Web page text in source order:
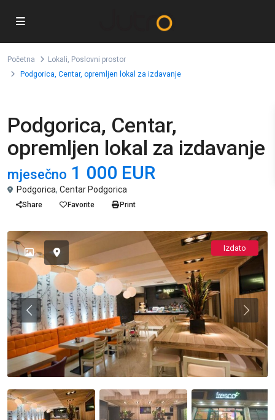
Početna Lokali, Poslovni prostor
Podgorica, Centar, opremljen lokal za izdavanje
Podgorica, Centar,
opremljen lokal za izdavanje
mjesečno 1 000 EUR
Podgorica, Centar Podgorica
Share Favorite Print
Izdato
Previous